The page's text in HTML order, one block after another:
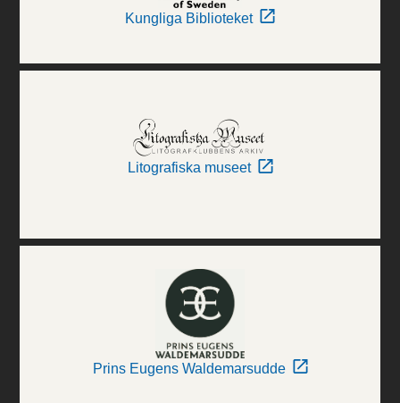
Kungliga Biblioteket
Litografiska museet
Prins Eugens Waldemarsudde